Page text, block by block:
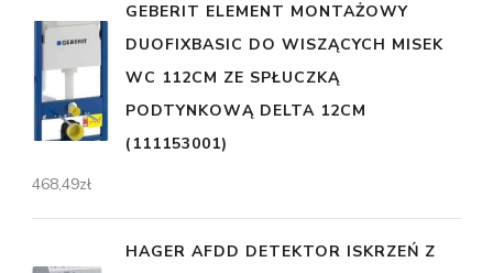
GEBERIT ELEMENT MONTAŻOWY
DUOFIXBASIC DO WISZĄCYCH MISEK
WC 112CM ZE SPŁUCZKĄ
PODTYNKOWĄ DELTA 12CM
(111153001)
468,49zł
HAGER AFDD DETEKTOR ISKRZEŃ Z